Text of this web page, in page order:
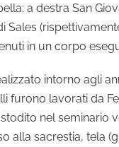
a destra San
Sales
in un corpo
intorno agli
furono lavorati da
nel seminario
alla sacrestia, tela